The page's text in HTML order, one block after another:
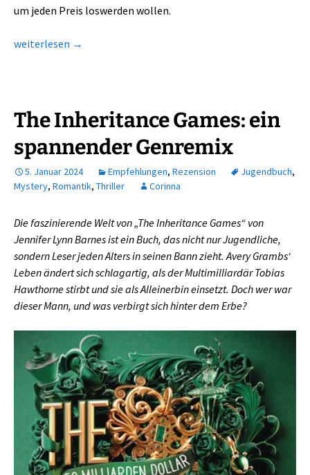
um jeden Preis loswerden wollen.
Erbin in Gefahr: The Inheritance Games 2
weiterlesen →
The Inheritance Games: ein
spannender Genremix
5. Januar 2024 Empfehlungen, Rezension Jugendbuch,
Mystery, Romantik, Thriller Corinna
Die faszinierende Welt von „The Inheritance Games“ von
Jennifer Lynn Barnes ist ein Buch, das nicht nur Jugendliche,
sondern Leser jeden Alters in seinen Bann zieht. Avery Grambs‘
Leben ändert sich schlagartig, als der Multimilliardär Tobias
Hawthorne stirbt und sie als Alleinerbin einsetzt. Doch wer war
dieser Mann, und was verbirgt sich hinter dem Erbe?